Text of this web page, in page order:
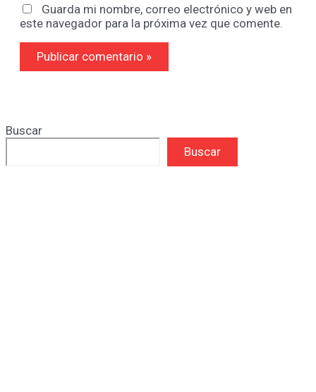
Guarda mi nombre, correo electrónico y web en
este navegador para la próxima vez que comente.
Buscar
Buscar